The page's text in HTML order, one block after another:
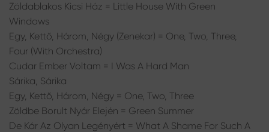
Zöldablakos Kicsi Ház = Little House With Green
Windows
Egy, Kettő, Három, Négy (Zenekar) = One, Two, Three,
Four (With Orchestra)
Cudar Ember Voltam = I Was A Hard Man
Sárika, Sárika
Egy, Kettő, Három, Négy = One, Two, Three
Zöldbe Borult Nyár Elején = Green Summer
De Kár Az Olyan Legényért = What A Shame For Such A